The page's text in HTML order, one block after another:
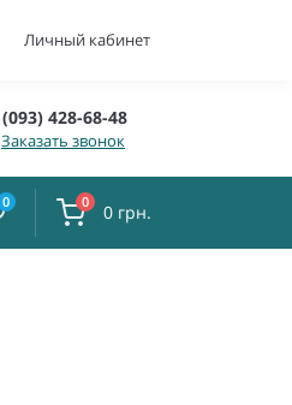
Личный кабинет
(093) 428-68-48
Заказать звонок
0 0 0 грн.